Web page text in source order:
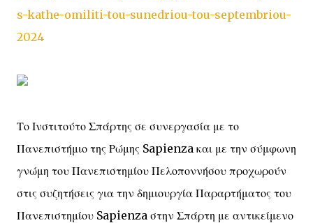
s-kathe-omiliti-tou-sunedriou-tou-septembriou-
2024
Το Ινστιτούτο Σπάρτης σε συνεργασία με το
Πανεπιστήμιο της Ρώμης Sapienza και με την σύμφωνη
γνώμη του Πανεπιστημίου Πελοποννήσου προχωρούν
στις συζητήσεις για την δημιουργία Παραρτήματος του
Πανεπιστημίου Sapienza στην Σπάρτη με αντικείμενο